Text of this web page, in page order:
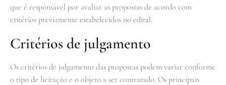
que é responsável por avaliar as propostas de acordo com
critérios previamente estabelecidos no edital.
Critérios de julgamento
Os critérios de julgamento das propostas podem variar conforme
o tipo de licitação e o objeto a ser contratado. Os principais